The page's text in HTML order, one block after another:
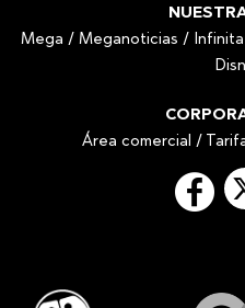
Mega / Meganoticias / Infinita
Área comercial /